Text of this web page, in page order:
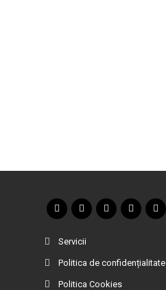
Servicii
Politica de confidențialitate
Politica Cookies